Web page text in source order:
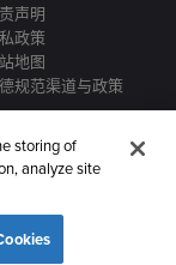
声明
政策
地图
规范渠道与政策
storing of
analyze site